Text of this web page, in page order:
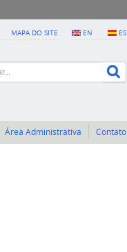
EN ES
MAPA DO SITE
Área Administrativa Contato